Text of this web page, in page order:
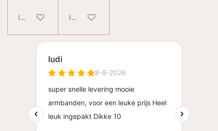
In winkelwagenIn winkelwagen